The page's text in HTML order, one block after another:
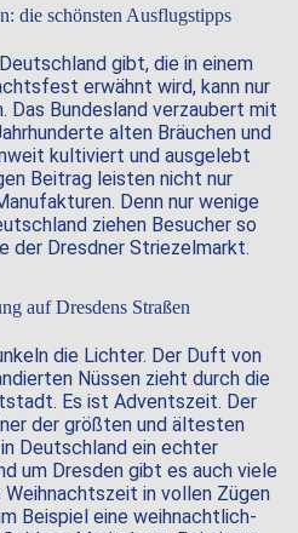
die schönsten Ausflugstipps
gibt, die in einem
erwähnt wird, kann nur
Das Bundesland verzaubert mit
alten Bräuchen und
kultiviert und ausgelebt
Beitrag leisten nicht nur
Denn nur wenige
ziehen Besucher so
der Dresdner Striezelmarkt.
auf Dresdens Straßen
die Lichter. Der Duft von
Nüssen zieht durch die
Es ist Adventszeit. Der
der größten und ältesten
Deutschland ein echter
um Dresden gibt es auch viele
in vollen Zügen
Beispiel eine weihnachtlich-